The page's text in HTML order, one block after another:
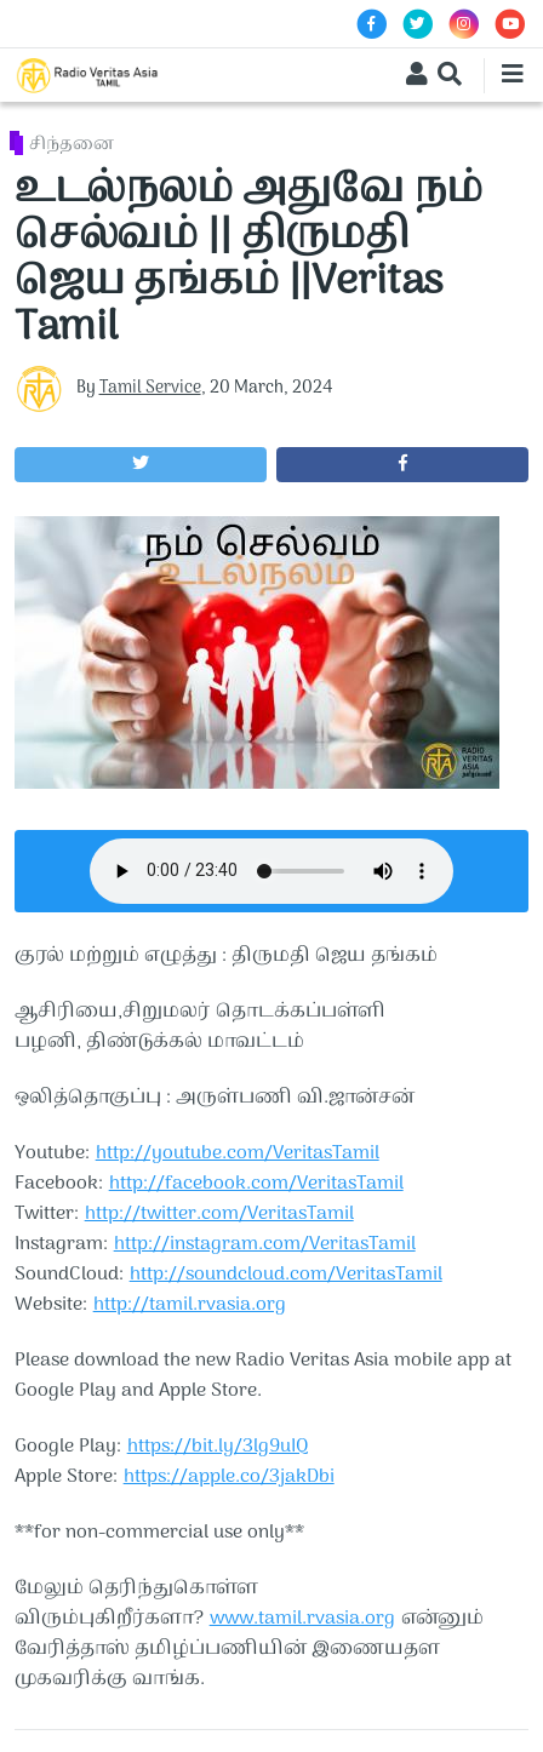
சிந்தனை
உடல்நலம் அதுவே நம்
செல்வம் || திருமதி
ஜெய தங்கம் ||Veritas
Tamil
ByTamil Service,20 March, 2024
குரல் மற்றும் எழுத்து : திருமதி ஜெய தங்கம்
ஆசிரியை,சிறுமலர் தொடக்கப்பள்ளி
பழனி, திண்டுக்கல் மாவட்டம்
ஒலித்தொகுப்பு : அருள்பணி வி.ஜான்சன்
Youtube:http://youtube.com/VeritasTamil​​
Facebook:http://facebook.com/VeritasTamil​​
Twitter:http://twitter.com/VeritasTamil​​
Instagram:http://instagram.com/VeritasTamil​​
SoundCloud:http://soundcloud.com/VeritasTamil​​
Website:http://tamil.rvasia.org
Please download the new Radio Veritas Asia mobile app at
Google Play and Apple Store.
Google Play:https://bit.ly/3lg9uIQ
Apple Store:https://apple.co/3jakDbi
**for non-commercial use only**
மேலும் தெரிந்துகொள்ள
விரும்புகிறீர்களா?www.tamil.rvasia.org என்னும்
வேரித்தாஸ் தமிழ்ப்பணியின் இணையதள
முகவரிக்கு வாங்க.